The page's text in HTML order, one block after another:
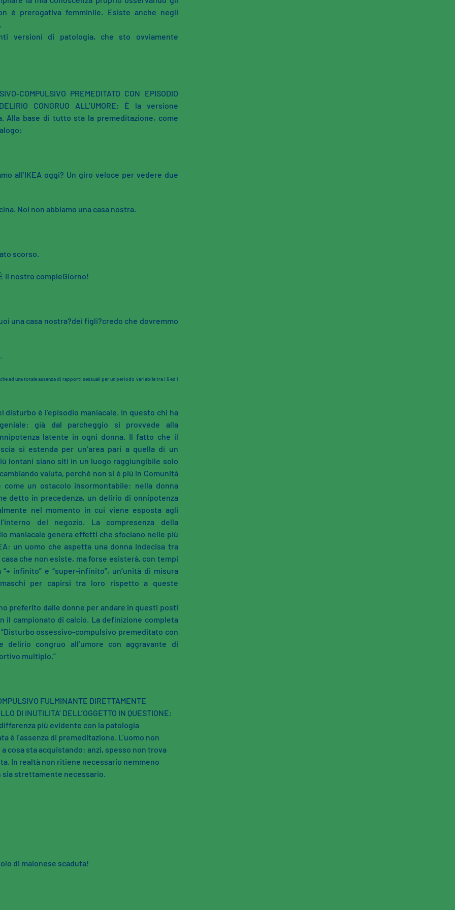
è prerogativa femminile. Esiste anche negli
versioni di patologia, che sto ovviamente
COMPULSIVO PREMEDITATO CON EPISODIO
CONGRUO ALL’UMORE: È la versione
Alla base di tutto sta la premeditazione, come
all’IKEA oggi? Un giro veloce per vedere due
Noi non abbiamo una casa nostra.
scorso.
il nostro compleGiorno!
una casa nostra?dei figli?credo che dovremmo
ad una totale assenza di rapporti sessuali per un periodo variabile tra i 6 ed i
disturbo è l’episodio maniacale. In questo chi ha
già dal parcheggio si provvede alla
latente in ogni donna. Il fatto che il
si estenda per un’area pari a quella di un
lontani siano siti in un luogo raggiungibile solo
valuta, perché non si è più in Comunità
come un ostacolo insormontabile: nella donna
detto in precedenza, un delirio di onnipotenza
nel momento in cui viene esposta agli
del negozio. La compresenza della
maniacale genera effetti che sfociano nelle più
un uomo che aspetta una donna indecisa tra
che non esiste, ma forse esisterà, con tempi
infinito” e “super-infinito”, un’unità di misura
per capirsi tra loro rispetto a queste
preferito dalle donne per andare in questi posti
il campionato di calcio. La definizione completa
ossessivo-compulsivo premeditato con
delirio congruo all’umore con aggravante di
multiplo.”
FULMINANTE DIRETTAMENTE
DI INUTILITA’ DELL’OGGETTO IN QUESTIONE:
più evidente con la patologia
è l’assenza di premeditazione. L’uomo non
cosa sta acquistando: anzi, spesso non trova
In realtà non ritiene necessario nemmeno
sia strettamente necessario.
di maionese scaduta!